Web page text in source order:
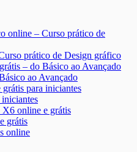
prático de Design gráfico
ao Avançado
grátis